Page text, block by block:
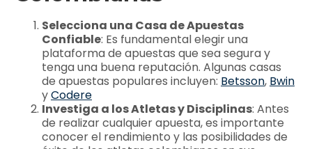
Selecciona una Casa de Apuestas
Confiable: Es fundamental elegir una
plataforma de apuestas que sea segura y
tenga una buena reputación. Algunas casas
de apuestas populares incluyen: Betsson, Bwin
yCodere
Investiga a los Atletas y Disciplinas: Antes
de realizar cualquier apuesta, es importante
conocer el rendimiento y las posibilidades de